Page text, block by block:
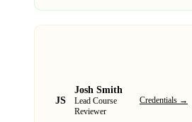
JS
Josh Smith
Lead Course
Reviewer
Credentials →